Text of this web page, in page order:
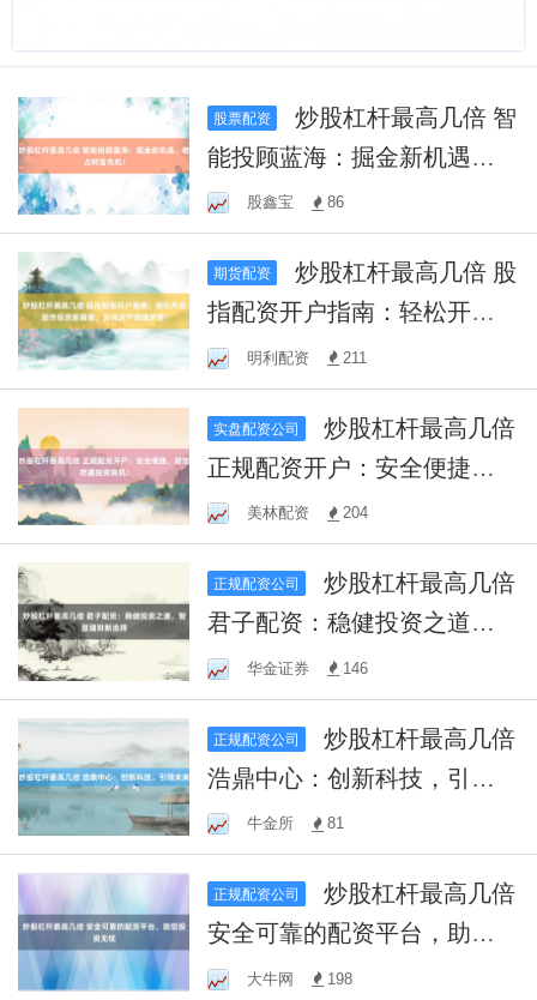
股票配资
炒股杠杆最高几倍 智
能投顾蓝海：掘金新机遇，
抢占财富先机！
股鑫宝 86
期货配资
炒股杠杆最高几倍 股
指配资开户指南：轻松开启
股市投资新篇章，实现资产
增值梦想！
明利配资 211
实盘配资公司
炒股杠杆最高几倍
正规配资开户：安全便捷，
助您把握投资良机！
美林配资 204
正规配资公司
炒股杠杆最高几倍
君子配资：稳健投资之道，
智慧理财新选择
华金证券 146
正规配资公司
炒股杠杆最高几倍
浩鼎中心：创新科技，引领
未来牛金所 81
正规配资公司
炒股杠杆最高几倍
安全可靠的配资平台，助您
投资无忧
大牛网 198